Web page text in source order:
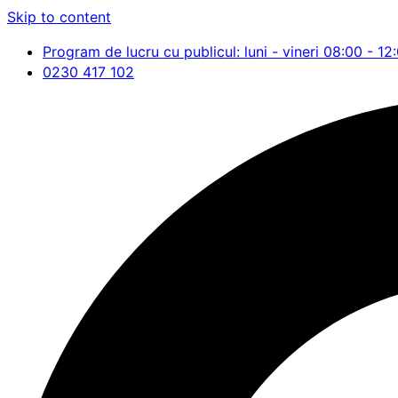
Skip to content
Program de lucru cu publicul: luni - vineri 08:00 -
0230 417 102